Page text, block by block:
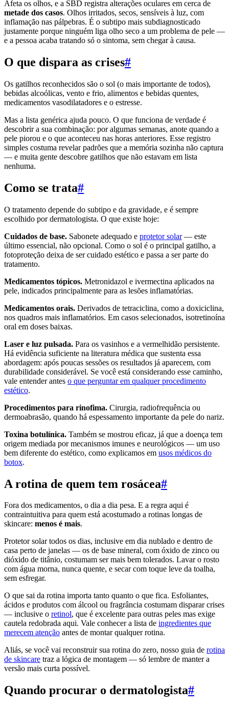
Afeta os olhos, e a SBD registra alterações oculares em cerca de
metade dos casos. Olhos irritados, secos, sensíveis à luz, com
inflamação nas pálpebras. É o subtipo mais subdiagnosticado
justamente porque ninguém liga olho seco a um problema de pele —
e a pessoa acaba tratando só o sintoma, sem chegar à causa.
O que dispara as crises#
Os gatilhos reconhecidos são o sol (o mais importante de todos),
bebidas alcoólicas, vento e frio, alimentos e bebidas quentes,
medicamentos vasodilatadores e o estresse.
Mas a lista genérica ajuda pouco. O que funciona de verdade é
descobrir a sua combinação: por algumas semanas, anote quando a
pele piorou e o que aconteceu nas horas anteriores. Esse registro
simples costuma revelar padrões que a memória sozinha não captura
— e muita gente descobre gatilhos que não estavam em lista
nenhuma.
Como se trata#
O tratamento depende do subtipo e da gravidade, e é sempre
escolhido por dermatologista. O que existe hoje:
Cuidados de base. Sabonete adequado e protetor solar— este
último essencial, não opcional. Como o sol é o principal gatilho, a
fotoproteção deixa de ser cuidado estético e passa a ser parte do
tratamento.
Medicamentos tópicos. Metronidazol e ivermectina aplicados na
pele, indicados principalmente para as lesões inflamatórias.
Medicamentos orais. Derivados de tetraciclina, como a doxiciclina,
nos quadros mais inflamatórios. Em casos selecionados, isotretinoína
oral em doses baixas.
Laser e luz pulsada. Para os vasinhos e a vermelhidão persistente.
Há evidência suficiente na literatura médica que sustenta essa
abordagem: após poucas sessões os resultados já aparecem, com
durabilidade considerável. Se você está considerando esse caminho,
vale entender antes o que perguntar em qualquer procedimento
estético.
Procedimentos para rinofima. Cirurgia, radiofrequência ou
dermoabrasão, quando há espessamento importante da pele do nariz.
Toxina botulínica. Também se mostrou eficaz, já que a doença tem
origem mediada por mecanismos imunes e neurológicos — um uso
bem diferente do estético, como explicamos em usos médicos do
botox.
A rotina de quem tem rosácea#
Fora dos medicamentos, o dia a dia pesa. E a regra aqui é
contraintuitiva para quem está acostumado a rotinas longas de
skincare: menos é mais.
Protetor solar todos os dias, inclusive em dia nublado e dentro de
casa perto de janelas — os de base mineral, com óxido de zinco ou
dióxido de titânio, costumam ser mais bem tolerados. Lavar o rosto
com água morna, nunca quente, e secar com toque leve da toalha,
sem esfregar.
O que sai da rotina importa tanto quanto o que fica. Esfoliantes,
ácidos e produtos com álcool ou fragrância costumam disparar crises
— inclusive o retinol, que é excelente para outras peles mas exige
cautela redobrada aqui. Vale conhecer a lista de ingredientes que
merecem atenção antes de montar qualquer rotina.
Aliás, se você vai reconstruir sua rotina do zero, nosso guia de rotina
de skincare traz a lógica de montagem — só lembre de manter a
versão mais curta possível.
Quando procurar o dermatologista#